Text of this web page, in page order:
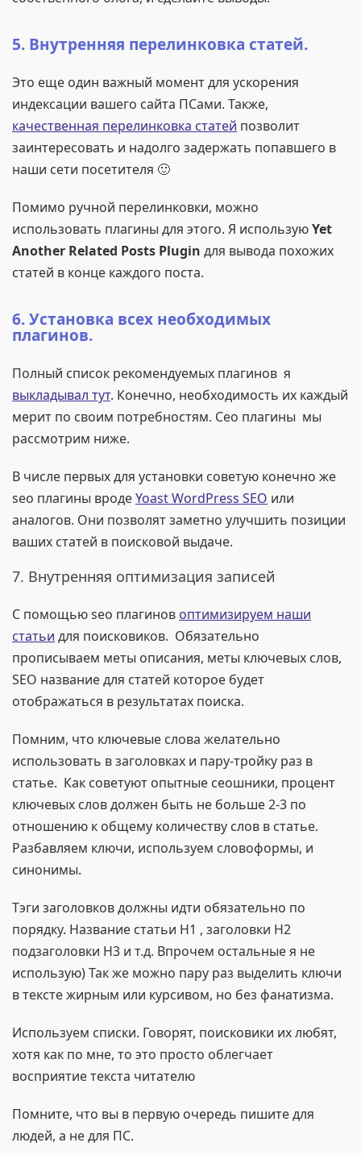
5. Внутренняя перелинковка статей.
Это еще один важный момент для ускорения
индексации вашего сайта ПСами. Также,
качественная перелинковка статей позволит
заинтересовать и надолго задержать попавшего в
наши сети посетителя 🙂
Помимо ручной перелинковки, можно
использовать плагины для этого. Я используюYet
Another Related Posts Plugin для вывода похожих
статей в конце каждого поста.
6. Установка всех необходимых
плагинов.
Полный список рекомендуемых плагинов я
выкладывал тут. Конечно, необходимость их каждый
мерит по своим потребностям. Сео плагины мы
рассмотрим ниже.
В числе первых для установки советую конечно же
seo плагины вродеYoast WordPress SEO или
аналогов. Они позволят заметно улучшить позиции
ваших статей в поисковой выдаче.
7. Внутренняя оптимизация записей
С помощью seo плагинов оптимизируем наши
статьи для поисковиков. Обязательно
прописываем меты описания, меты ключевых слов,
SEO название для статей которое будет
отображаться в результатах поиска.
Помним, что ключевые слова желательно
использовать в заголовках и пару-тройку раз в
статье. Как советуют опытные сеошники, процент
ключевых слов должен быть не больше 2-3 по
отношению к общему количеству слов в статье.
Разбавляем ключи, используем словоформы, и
синонимы.
Тэги заголовков должны идти обязательно по
порядку. Название статьи H1 , заголовки H2
подзаголовки H3 и т.д. Впрочем остальные я не
использую) Так же можно пару раз выделить ключи
в тексте жирным или курсивом, но без фанатизма.
Используем списки. Говорят, поисковики их любят,
хотя как по мне, то это просто облегчает
восприятие текста читателю
Помните, что вы в первую очередь пишите для
людей, а не для ПС.